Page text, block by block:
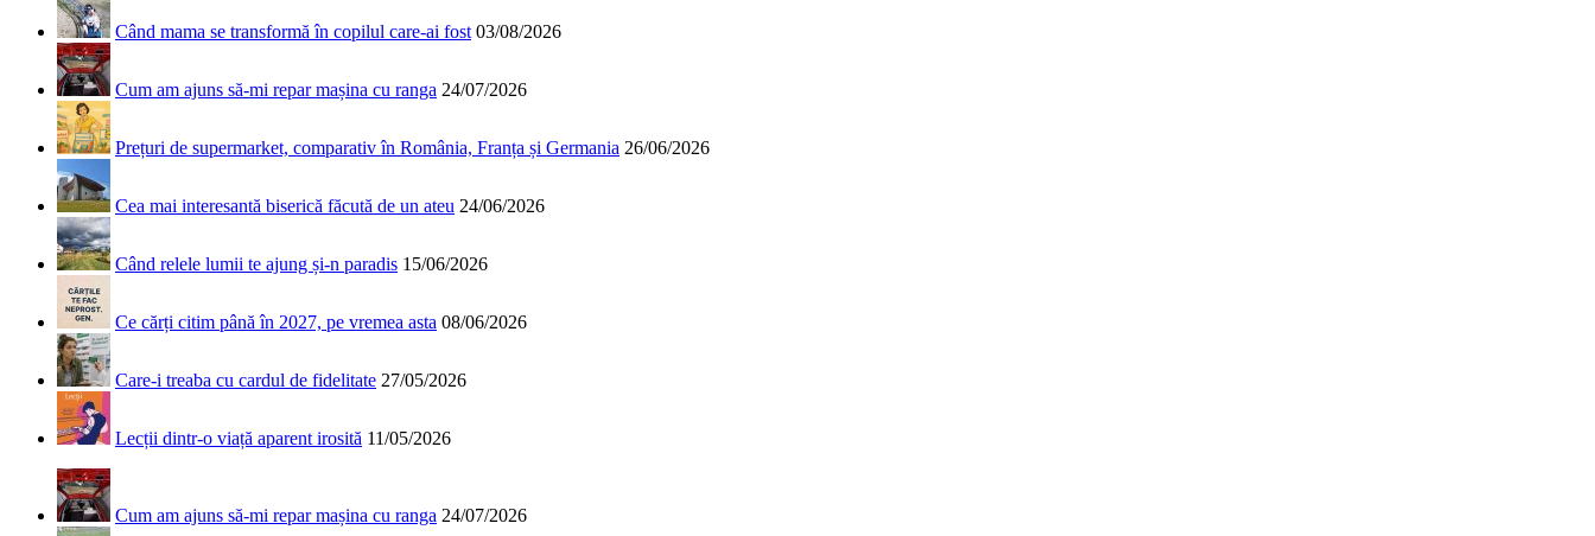
Când mama se transformă în copilul care-ai fost 03/08/2026
Cum am ajuns să-mi repar mașina cu ranga 24/07/2026
Prețuri de supermarket, comparativ în România, Franța și Germania 26/06/2026
Cea mai interesantă biserică făcută de un ateu 24/06/2026
Când relele lumii te ajung și-n paradis 15/06/2026
Ce cărți citim până în 2027, pe vremea asta 08/06/2026
Care-i treaba cu cardul de fidelitate 27/05/2026
Lecții dintr-o viață aparent irosită 11/05/2026
Cum am ajuns să-mi repar mașina cu ranga 24/07/2026